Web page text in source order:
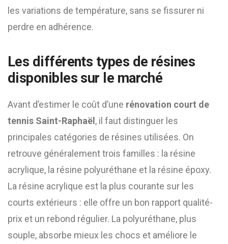
les variations de température, sans se fissurer ni
perdre en adhérence.
Les différents types de résines
disponibles sur le marché
Avant d’estimer le coût d’une rénovation court de
tennis Saint-Raphaël , il faut distinguer les
principales catégories de résines utilisées. On
retrouve généralement trois familles : la résine
acrylique, la résine polyuréthane et la résine époxy.
La résine acrylique est la plus courante sur les
courts extérieurs : elle offre un bon rapport qualité-
prix et un rebond régulier. La polyuréthane, plus
souple, absorbe mieux les chocs et améliore le